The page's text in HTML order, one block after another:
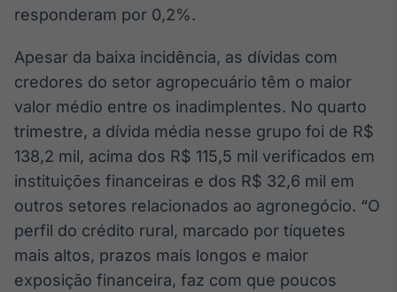
BroadFast
Em breve
Gestão de
Investimentos
Em breve
responderam por 0,2%.
Apesar da baixa incidência, as dívidas com
credores do setor agropecuário têm o maior
valor médio entre os inadimplentes. No quarto
trimestre, a dívida média nesse grupo foi de R$
138,2 mil, acima dos R$ 115,5 mil verificados em
instituições financeiras e dos R$ 32,6 mil em
outros setores relacionados ao agronegócio. “O
perfil do crédito rural, marcado por tíquetes
mais altos, prazos mais longos e maior
exposição financeira, faz com que poucos